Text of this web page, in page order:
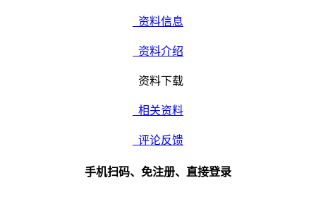
资料信息
资料介绍
资料下载
相关资料
评论反馈
手机扫码、免注册、直接登录